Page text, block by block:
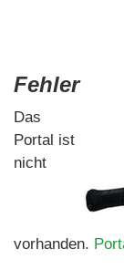
Fehler
Das
Portal ist
nicht
vorhanden.